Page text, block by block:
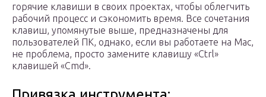
горячие клавиши в своих проектах, чтобы облегчить
рабочий процесс и сэкономить время. Все сочетания
клавиш, упомянутые выше, предназначены для
пользователей ПК, однако, если вы работаете на Mac,
не проблема, просто замените клавишу «Ctrl»
клавишей «Cmd».